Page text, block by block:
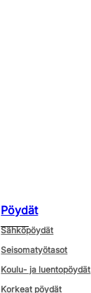
Pöydät
Sähköpöydät
Seisomatyötasot
Koulu- ja luentopöydät
Korkeat pöydät